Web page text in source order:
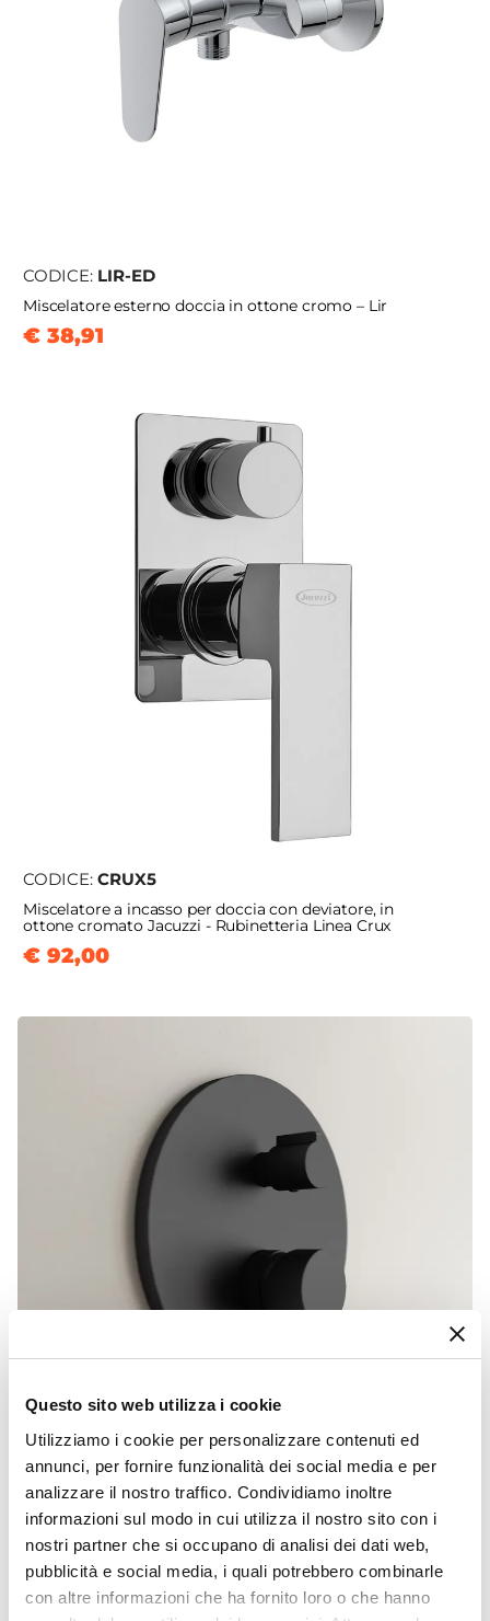
Questo sito web utilizza i cookie
Utilizziamo i cookie per personalizzare contenuti ed
annunci, per fornire funzionalità dei social media e per
analizzare il nostro traffico. Condividiamo inoltre
informazioni sul modo in cui utilizza il nostro sito con i
nostri partner che si occupano di analisi dei dati web,
pubblicità e social media, i quali potrebbero combinarle
con altre informazioni che ha fornito loro o che hanno
CODICE: LIR-ED
Miscelatore esterno doccia in ottone cromo – Lir
€ 38,91
CODICE: CRUX5
Miscelatore a incasso per doccia con deviatore, in
ottone cromato Jacuzzi - Rubinetteria Linea Crux
€ 92,00
CODICE:KEY-IDDN
Miscelatore incasso doccia con deviatore nero opaco –
Key
€ 64,00